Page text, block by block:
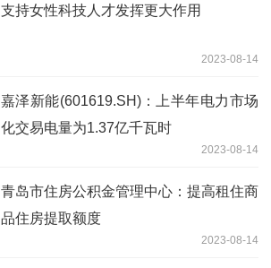
支持女性科技人才发挥更大作用
2023-08-14
嘉泽新能(601619.SH)：上半年电力市场
化交易电量为1.37亿千瓦时
2023-08-14
青岛市住房公积金管理中心：提高租住商
品住房提取额度
2023-08-14